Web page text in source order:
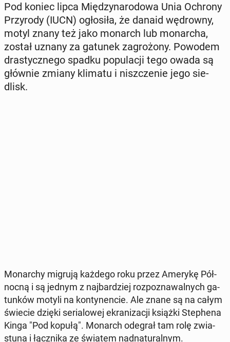
Pod koniec lipca Mię­dzy­na­ro­do­wa Unia Ochrony
Przy­ro­dy (IUCN) ogło­si­ła, że danaid wę­drow­ny,
motyl znany też jako monarch lub mo­nar­cha,
został uznany za gatunek za­gro­żo­ny. Powodem
dra­stycz­ne­go spadku po­pu­la­cji tego owada są
głównie zmiany klimatu i nisz­cze­nie jego sie­
dlisk.
Mo­nar­chy migrują każdego roku przez Amerykę Pół­
noc­ną i są jednym z naj­bar­dziej roz­po­zna­wal­nych ga­
tun­ków motyli na kon­ty­nen­cie. Ale znane są na całym
świecie dzięki se­ria­lo­wej ekra­ni­za­cji książki Ste­phe­na
Kinga "Pod kopułą". Monarch odegrał tam rolę zwia­
stu­na i łącz­ni­ka ze światem nad­na­tu­ral­nym.